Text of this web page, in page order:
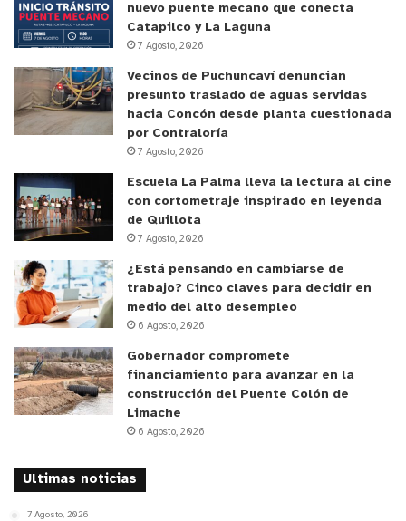
nuevo puente mecano que conecta
Catapilco y La Laguna
7 Agosto, 2026
Vecinos de Puchuncaví denuncian
presunto traslado de aguas servidas
hacia Concón desde planta cuestionada
por Contraloría
7 Agosto, 2026
Escuela La Palma lleva la lectura al cine
con cortometraje inspirado en leyenda
de Quillota
7 Agosto, 2026
¿Está pensando en cambiarse de
trabajo? Cinco claves para decidir en
medio del alto desempleo
6 Agosto, 2026
Gobernador compromete
financiamiento para avanzar en la
construcción del Puente Colón de
Limache
6 Agosto, 2026
Ultimas noticias
7 Agosto, 2026